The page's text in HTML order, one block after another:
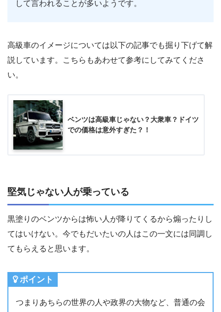
して言われることが多いようです。
高級車のイメージについては以下の記事でも掘り下げて解
説しています。こちらもあわせて参考にしてみてくださ
い。
ベンツは高級車じゃない？大衆車？ドイツ
での価格は意外すぎた？！
堅気じゃない人が乗っている
黒塗りのベンツからは怖い人が降りてくるから煽ったりし
てはいけない。今でもだいたいの人はこの一文には同調し
てもらえると思います。
ポイント
つまりあちらの世界の人や政界の大物など、普通の会